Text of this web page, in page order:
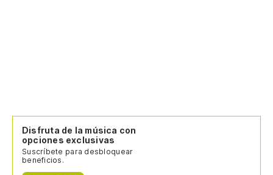
Disfruta de la música con
opciones exclusivas
Suscríbete para desbloquear
beneficios.